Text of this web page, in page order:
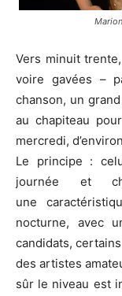
Vers minuit
voire gavées –
chanson, un
au chapiteau pour
mercredi,
Le principe :
journée et
une
nocturne, avec
candidats,
des artistes
sûr le niveau est